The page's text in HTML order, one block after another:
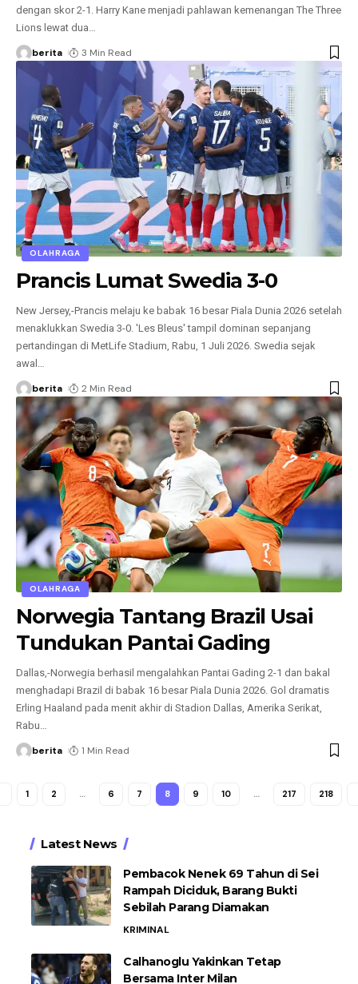
dengan skor 2-1. Harry Kane menjadi pahlawan kemenangan The Three
Lions lewat dua…
berita 3 Min Read
OLAHRAGA
Prancis Lumat Swedia 3-0
New Jersey,-Prancis melaju ke babak 16 besar Piala Dunia 2026 setelah
menaklukkan Swedia 3-0. 'Les Bleus' tampil dominan sepanjang
pertandingan di MetLife Stadium, Rabu, 1 Juli 2026. Swedia sejak
awal …
berita 2 Min Read
OLAHRAGA
Norwegia Tantang Brazil Usai
Tundukan Pantai Gading
Dallas,-Norwegia berhasil mengalahkan Pantai Gading 2-1 dan bakal
menghadapi Brazil di babak 16 besar Piala Dunia 2026. Gol dramatis
Erling Haaland pada menit akhir di Stadion Dallas, Amerika Serikat,
Rabu
berita 1 Min Read
1 2 … 6 7 8 9 10 … 217 218
Latest News
Pembacok Nenek 69 Tahun di Sei
Rampah Diciduk, Barang Bukti
Sebilah Parang Diamakan
KRIMINAL
Calhanoglu Yakinkan Tetap
Bersama Inter Milan